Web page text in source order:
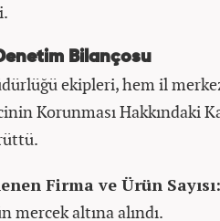
Bilançosu
ekipleri, hem il
Korunması Hakkındaki
Firma ve Ürün Sayısı:
mercek altına alındı.